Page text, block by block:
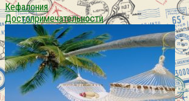
Кефалония
Достопримечательности